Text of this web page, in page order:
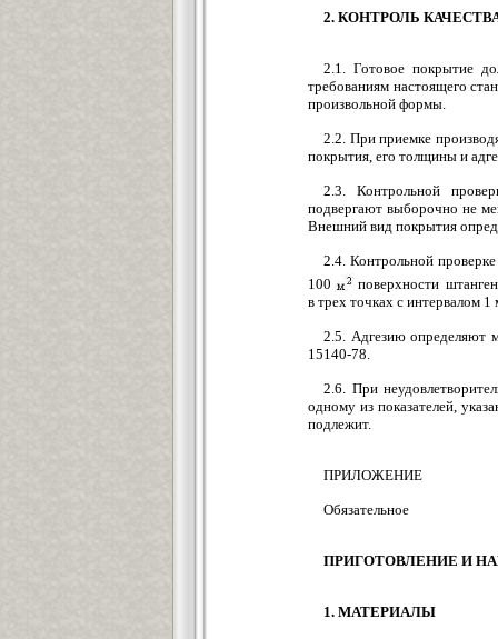
2. КОНТРОЛЬ
2.1. Готовое покрытие
требованиям настоящего
произвольной формы.
2.2. При приемке
покрытия, его толщины и
2.3. Контрольной
подвергают выборочно не
Внешний вид покрытия
2.4. Контрольной
100
поверхности
в трех точках с интервалом 1
2.5. Адгезию определяют
15140-78.
2.6. При
одному из показателей,
подлежит.
ПРИЛОЖЕНИЕ
Обязательное
ПРИГОТОВЛЕНИЕ И
1. МАТЕРИАЛЫ